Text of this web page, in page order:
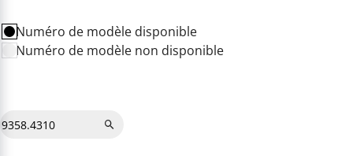
Numéro de modèle disponible
Numéro de modèle non disponible